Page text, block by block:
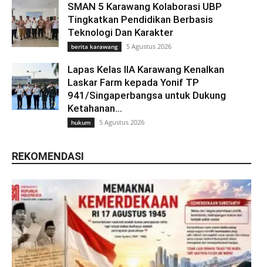
SMAN 5 Karawang Kolaborasi UBP
Tingkatkan Pendidikan Berbasis
Teknologi Dan Karakter
berita karawang 5 Agustus 2026
Lapas Kelas IIA Karawang Kenalkan
Laskar Farm kepada Yonif TP
941/Singaperbangsa untuk Dukung
Ketahanan...
hukum 5 Agustus 2026
REKOMENDASI